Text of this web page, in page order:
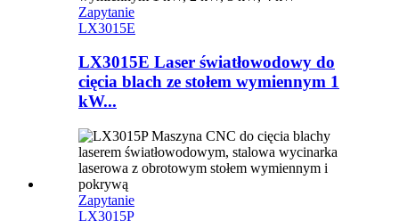
Zapytanie
LX3015E
LX3015E Laser światłowodowy do
cięcia blach ze stołem wymiennym 1
kW...
Zapytanie
LX3015P